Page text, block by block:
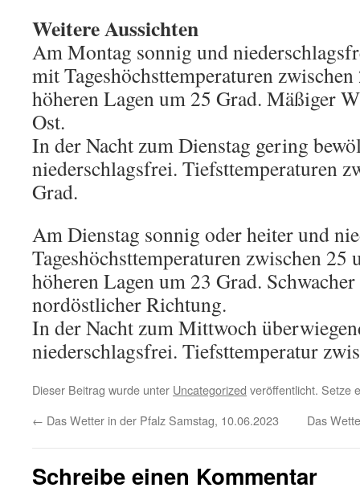
Weitere Aussichten
Am Montag sonnig und
mit Tageshöchsttemperaturen
höheren Lagen um 25 Grad. Mäßiger
Ost.
In der Nacht zum Dienstag gering
niederschlagsfrei. Tiefsttemperaturen
Grad.
Am Dienstag sonnig oder heiter und
Tageshöchsttemperaturen zwischen 25
höheren Lagen um 23 Grad.
nordöstlicher Richtung.
In der Nacht zum Mittwoch
niederschlagsfrei. Tiefsttemperatur
Dieser Beitrag wurde unter Uncategorized veröffentlicht. Setze
← Das Wetter in der Pfalz Samstag, 10.06.2023 Das
Schreibe einen Kommentar